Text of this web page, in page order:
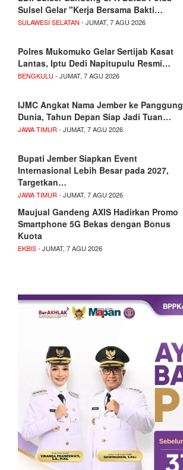
Sulsel Gelar "Kerja Bersama Bakti…
SULAWESI SELATAN - JUMAT, 7 AGU 2026
Polres Mukomuko Gelar Sertijab Kasat
Lantas, Iptu Dedi Napitupulu Resmi…
BENGKULU - JUMAT, 7 AGU 2026
IJMC Angkat Nama Jember ke Panggung
Dunia, Tahun Depan Siap Jadi Tuan…
JAWA TIMUR - JUMAT, 7 AGU 2026
Bupati Jember Siapkan Event
Internasional Lebih Besar pada 2027,
Targetkan…
JAWA TIMUR - JUMAT, 7 AGU 2026
Maujual Gandeng AXIS Hadirkan Promo
Smartphone 5G Bekas dengan Bonus
Kuota
EKBIS- JUMAT, 7 AGU 2026